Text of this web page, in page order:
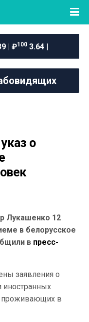
| ₽100 3.64 |
о
Лукашенко 12
в белорусское
в пресс-
заявления о
иностранных
проживающих в